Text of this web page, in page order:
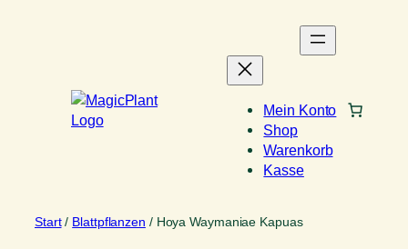
Mein Konto
Shop
Warenkorb
Kasse
Start/ Blattpflanzen / Hoya Waymaniae Kapuas